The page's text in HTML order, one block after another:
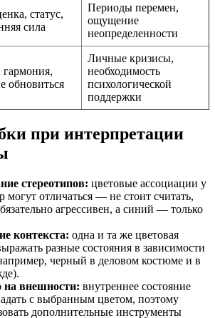
статус,
сила
Периоды перемен,
ощущение
неопределенности
гармония,
обновиться
Личные кризисы,
необходимость
психологической
поддержки
при интерпретации
стереотипов: цветовые ассоциации у
могут отличаться — не стоит считать,
агрессивен, а синий — только
контекста: одна и та же цветовая
разные состояния в зависимости
черный в деловом костюме и в
на внешности: внутреннее состояние
с выбранным цветом, поэтому
дополнительные инструменты